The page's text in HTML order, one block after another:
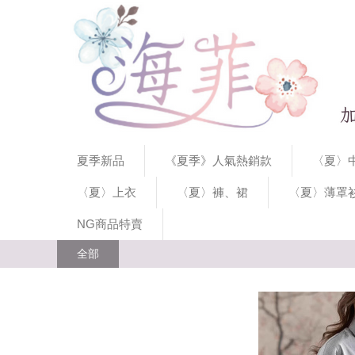
夏季新品 《夏季》人氣熱銷款 〈夏
〈夏〉上衣 〈夏〉褲、裙 〈夏〉薄罩
NG商品特賣
全部